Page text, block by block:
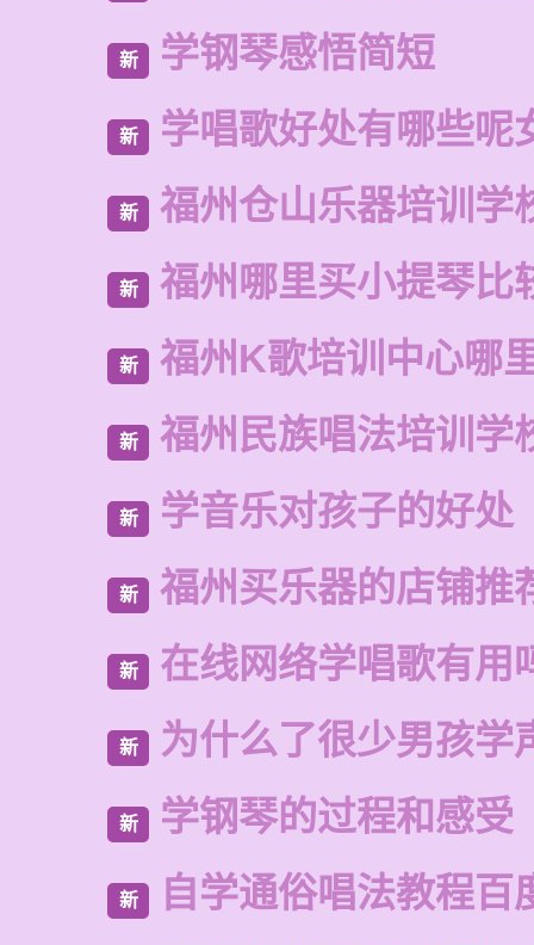
新 学钢琴感悟简短
新 学唱歌好处有哪些呢
新 福州仓山乐器培训学
新 福州哪里买小提琴比
新 福州K歌培训中心哪
新 福州民族唱法培训学
新 学音乐对孩子的好处
新 福州买乐器的店铺推
新 在线网络学唱歌有用
新 为什么了很少男孩学
新 学钢琴的过程和感受
新 自学通俗唱法教程百